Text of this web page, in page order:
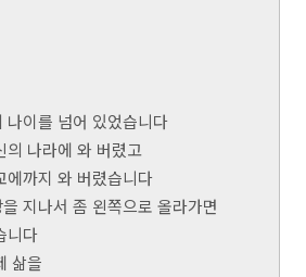
나이를 넘어 있었습니다
의 나라에 와 버렸고
에까지 와 버렸습니다
지나서 좀 왼쪽으로 올라가면
니다
삶을